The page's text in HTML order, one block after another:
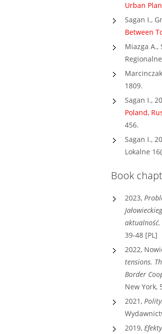
Urban
Sagan I.,
Between
Miazga A.,
1809.
Sagan I.,
Poland,
456.
Sagan I.,
Lokalne
Book
2023,
aktualność.
39-48 [PL]
2022,
tensions.
Border
New York,
2021,
2019,